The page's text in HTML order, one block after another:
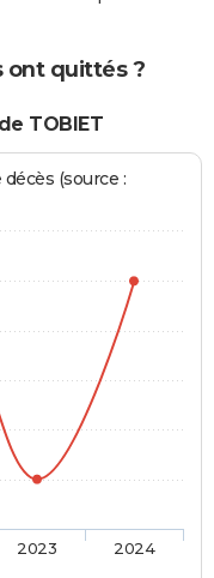
ont quittés ?
TOBIET
(source :
2023 2024